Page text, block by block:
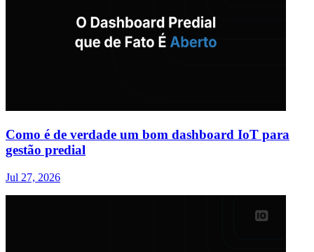
Como é de verdade um bom dashboard IoT para
gestão predial
Jul 27, 2026